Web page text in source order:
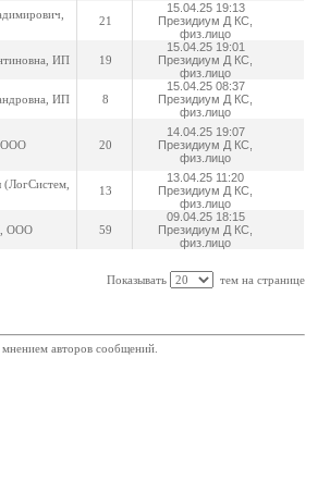
21
15.04.25 19:13
Президиум Д КС,
физ.лицо
ИП 19
15.04.25 19:01
Президиум Д КС,
физ.лицо
ИП 8
15.04.25 08:37
Президиум Д КС,
физ.лицо
ООО 20
14.04.25 19:07
Президиум Д КС,
физ.лицо
(ЛогСистем,
13
13.04.25 11:20
Президиум Д КС,
физ.лицо
ООО 59
09.04.25 18:15
Президиум Д КС,
физ.лицо
Показывать
тем на странице
авторов сообщений.